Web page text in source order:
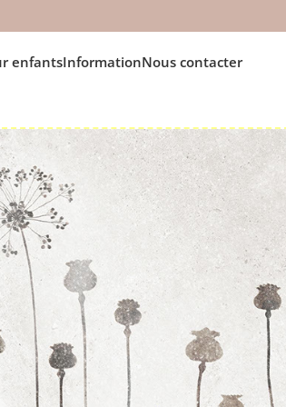
enfantsInformationNous contacter